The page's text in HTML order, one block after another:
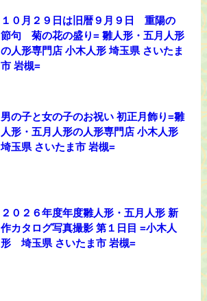
１０月２９日は旧暦９月９日 重陽の
節句 菊の花の盛り= 雛人形・五月人形
の人形専門店 小木人形 埼玉県 さいたま
市 岩槻=
男の子と女の子のお祝い 初正月飾り=雛
人形・五月人形の人形専門店 小木人形
埼玉県 さいたま市 岩槻=
２０２６年度年度雛人形・五月人形 新
作カタログ写真撮影 第１日目 =小木人
形 埼玉県 さいたま市 岩槻=